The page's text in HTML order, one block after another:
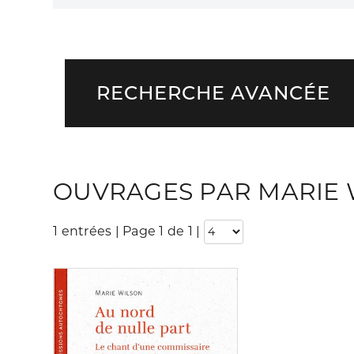
RECHERCHE AVANCÉE
OUVRAGES PAR MARIE
1 entrées | Page 1 de 1 |